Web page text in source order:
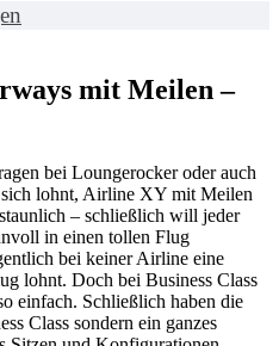
mit Meilen –
bei Loungerocker oder auch
sich lohnt, Airline XY mit Meilen
– schließlich will jeder
in einen tollen Flug
bei keiner Airline eine
lohnt. Doch bei Business Class
einfach. Schließlich haben die
Class sondern ein ganzes